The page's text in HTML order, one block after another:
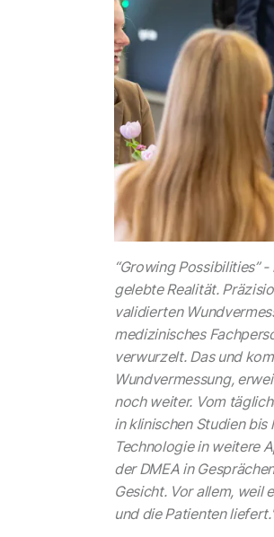
“Growing Possibilities”
gelebte Realität.
validierten
medizinisches
verwurzelt. Das und
Wundvermessung,
noch weiter. Vom
in klinischen Studien
Technologie in weitere
der DMEA in
Gesicht. Vor allem, weil
und die Patienten liefert."